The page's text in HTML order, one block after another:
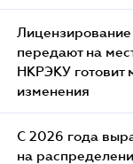
передают на
НКРЭКУ готовит
изменения
С 2026 года
на